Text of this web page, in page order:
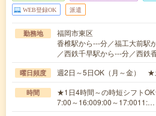
WEB登録OK 派遣
勤務地
福岡市東区
香椎駅から---分／福工大前駅
／西鉄千早駅から---分／西鉄
曜日頻度 週2日～5日OK（月～金） ★
時間
★1日4時間～の時短シフト
7:00～16:009:00～17:0011:…